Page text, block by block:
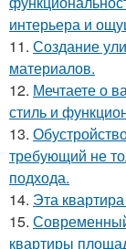
интерьера и
11. Создание
материалов.
12. Мечтаете о
стиль и
13.
требующий не
подхода.
14. Эта
15.
квартиры